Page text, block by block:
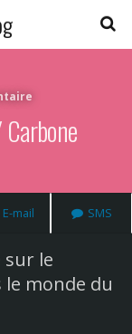
E-mail SMS
sur le
monde du